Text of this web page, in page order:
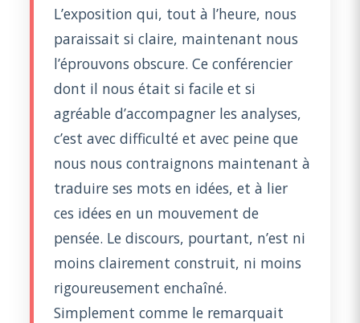
L’exposition qui, tout à l’heure, nous
paraissait si claire, maintenant nous
l’éprouvons obscure. Ce conférencier
dont il nous était si facile et si
agréable d’accompagner les analyses,
c’est avec difficulté et avec peine que
nous nous contraignons maintenant à
traduire ses mots en idées, et à lier
ces idées en un mouvement de
pensée. Le discours, pourtant, n’est ni
moins clairement construit, ni moins
rigoureusement enchaîné.
Simplement comme le remarquait